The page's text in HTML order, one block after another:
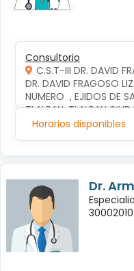
Consultorio
C.S.T-III DR. DAVID
DR. DAVID FRAGOSO
NUMERO  , EJIDOS DE
TLALPAN,
Horarios disponibles
Dr.
30002010